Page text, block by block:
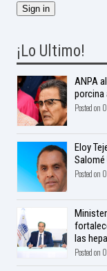
¡Lo Ultimo!
ANPA
porcina
Posted
Eloy
Salomé
Posted
las
Posted